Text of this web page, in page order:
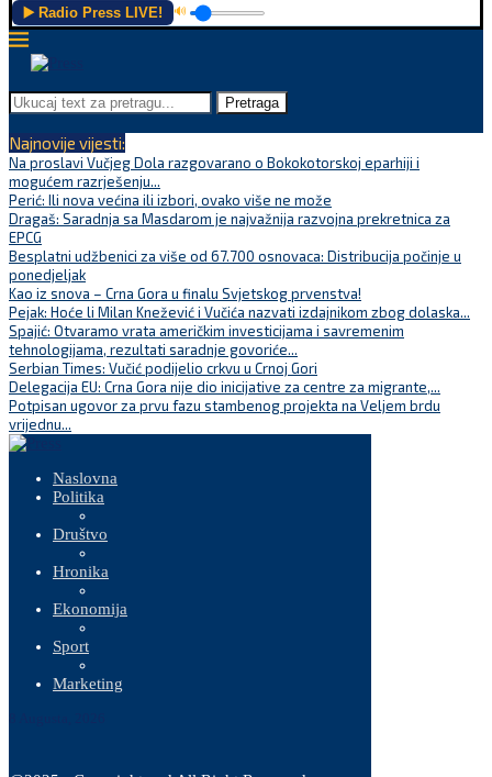
▶️ Radio Press LIVE! 🔊
Pretraga
Najnovije vijesti:
Na proslavi Vučjeg Dola razgovarano o Bokokotorskoj eparhiji i
mogućem razrješenju...
Perić: Ili nova većina ili izbori, ovako više ne može
Dragaš: Saradnja sa Masdarom je najvažnija razvojna prekretnica za
EPCG
Besplatni udžbenici za više od 67.700 osnovaca: Distribucija počinje u
ponedjeljak
Kao iz snova – Crna Gora u finalu Svjetskog prvenstva!
Pejak: Hoće li Milan Knežević i Vučića nazvati izdajnikom zbog dolaska...
Spajić: Otvaramo vrata američkim investicijama i savremenim
tehnologijama, rezultati saradnje govoriće...
Serbian Times: Vučić podijelio crkvu u Crnoj Gori
Delegacija EU: Crna Gora nije dio inicijative za centre za migrante,...
Potpisan ugovor za prvu fazu stambenog projekta na Veljem brdu
vrijednu...
Naslovna
Politika
Društvo
Hronika
Ekonomija
Sport
Marketing